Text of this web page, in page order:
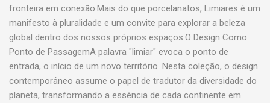
fronteira em conexão.Mais do que porcelanatos, Limiares é um
manifesto à pluralidade e um convite para explorar a beleza
global dentro dos nossos próprios espaços.O Design Como
Ponto de PassagemA palavra "limiar" evoca o ponto de
entrada, o início de um novo território. Nesta coleção, o design
contemporâneo assume o papel de tradutor da diversidade do
planeta, transformando a essência de cada continente em